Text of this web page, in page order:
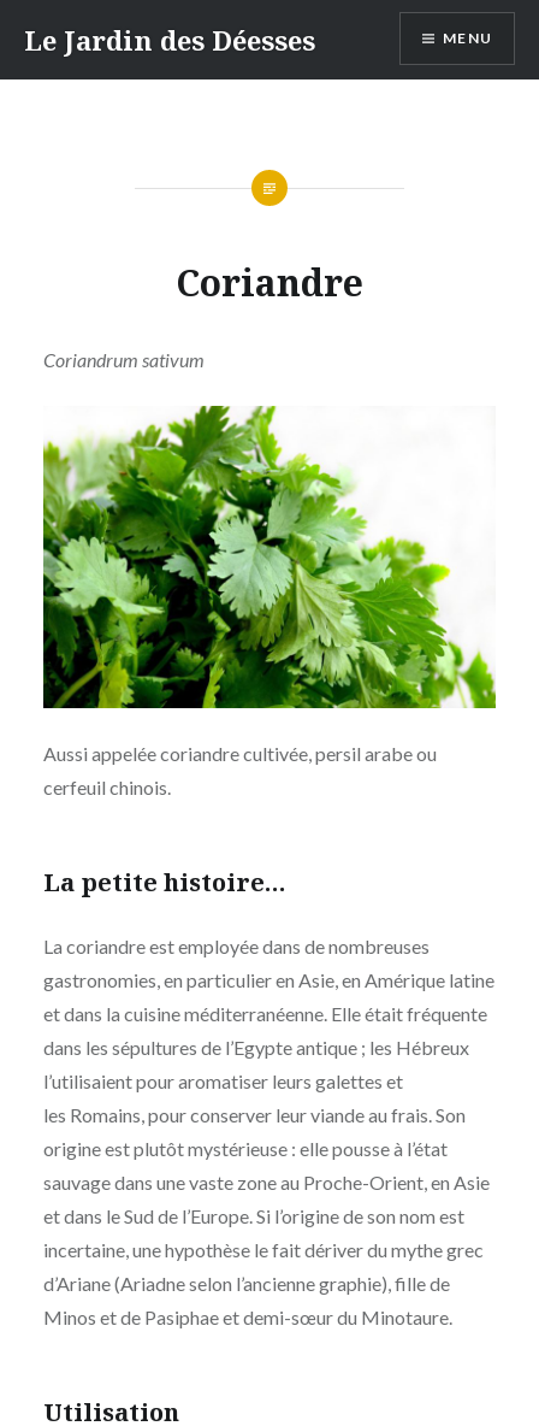
contenu
Le Jardin des Déesses MENU
Coriandre
Coriandrum sativum
Aussi appelée coriandre cultivée, persil arabe ou
cerfeuil chinois.
La petite histoire…
La coriandre est employée dans de nombreuses
gastronomies, en particulier en Asie, en Amérique latine
et dans la cuisine méditerranéenne. Elle était fréquente
dans les sépultures de l’Egypte antique ; les Hébreux
l’utilisaient pour aromatiser leurs galettes et
les Romains, pour conserver leur viande au frais. Son
origine est plutôt mystérieuse : elle pousse à l’état
sauvage dans une vaste zone au Proche-Orient, en Asie
et dans le Sud de l’Europe. Si l’origine de son nom est
incertaine, une hypothèse le fait dériver du mythe grec
d’Ariane (Ariadne selon l’ancienne graphie), fille de
Minos et de Pasiphae et demi-sœur du Minotaure.
Utilisation